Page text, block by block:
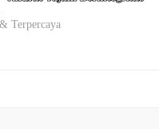
Terpercaya